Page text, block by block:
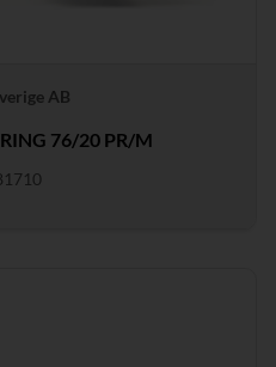
AB
76/20 PR/M